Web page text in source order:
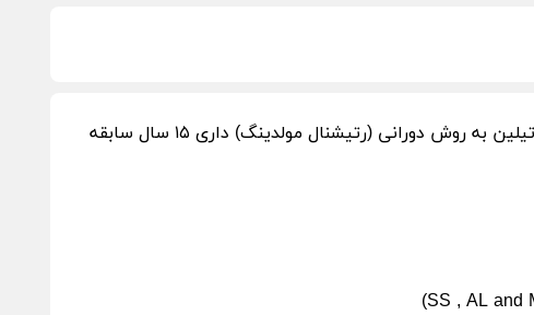
شرک دوران فیدار مهام طراح و تولید کننده خط تولید مخازن حجیم پلی اتیلین به روش دورانی (رتیشنال مولدینگ) داری ۱۵ سال سابقه